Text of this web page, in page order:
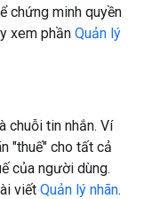
chứng minh quyền
xem phần Quản lý
chuỗi tin nhắn. Ví
"thuế" cho tất cả
của người dùng.
viết Quản lý nhãn.